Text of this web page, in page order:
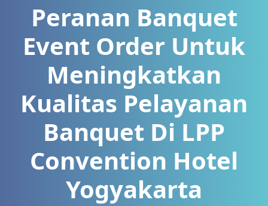
Peranan Banquet
Event Order Untuk
Meningkatkan
Kualitas Pelayanan
Banquet Di LPP
Convention Hotel
Yogyakarta